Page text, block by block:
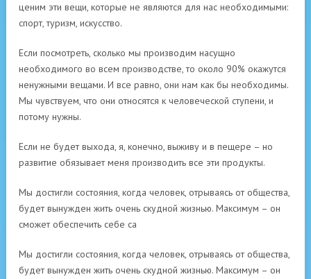
ценим эти вещи, которые не являются для нас необходимыми:
спорт, туризм, искусство.
Если посмотреть, сколько мы производим насущно
необходимого во всем производстве, то около 90% окажутся
ненужными вещами. И все равно, они нам как бы необходимы.
Мы чувствуем, что они относятся к человеческой ступени, и
потому нужны.
Если не будет выхода, я, конечно, выживу и в пещере – но
развитие обязывает меня производить все эти продукты.
Мы достигли состояния, когда человек, отрываясь от общества,
будет вынужден жить очень скудной жизнью. Максимум – он
сможет обеспечить себе са
Мы достигли состояния, когда человек, отрываясь от общества,
будет вынужден жить очень скудной жизнью. Максимум – он